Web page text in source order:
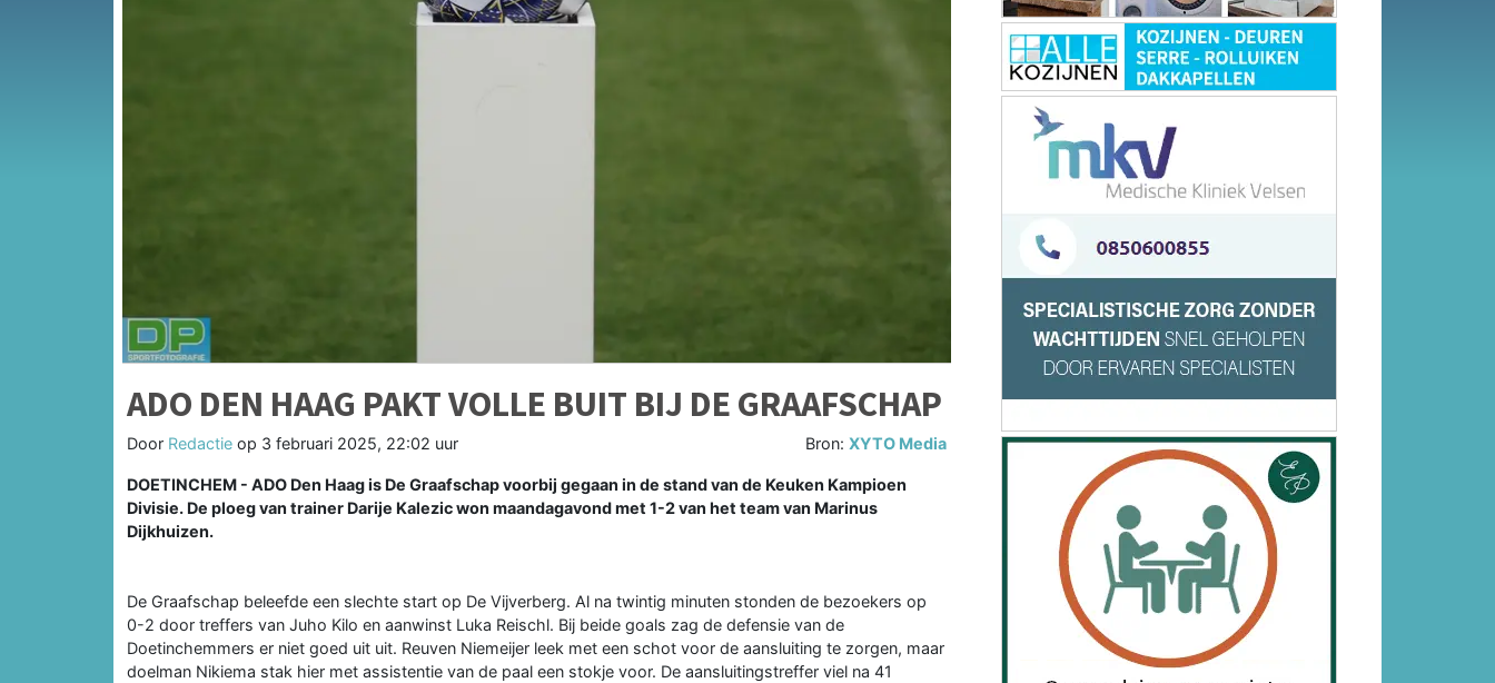
ADO DEN HAAG PAKT VOLLE BUIT BIJ DE GRAAFSCHAP
Door Redactie op 3 februari 2025, 22:02 uur Bron:XYTO Media
DOETINCHEM - ADO Den Haag is De Graafschap voorbij gegaan in de stand van de Keuken Kampioen
Divisie. De ploeg van trainer Darije Kalezic won maandagavond met 1-2 van het team van Marinus
Dijkhuizen.
De Graafschap beleefde een slechte start op De Vijverberg. Al na twintig minuten stonden de bezoekers op
0-2 door treffers van Juho Kilo en aanwinst Luka Reischl. Bij beide goals zag de defensie van de
Doetinchemmers er niet goed uit uit. Reuven Niemeijer leek met een schot voor de aansluiting te zorgen, maar
doelman Nikiema stak hier met assistentie van de paal een stokje voor. De aansluitingstreffer viel na 41